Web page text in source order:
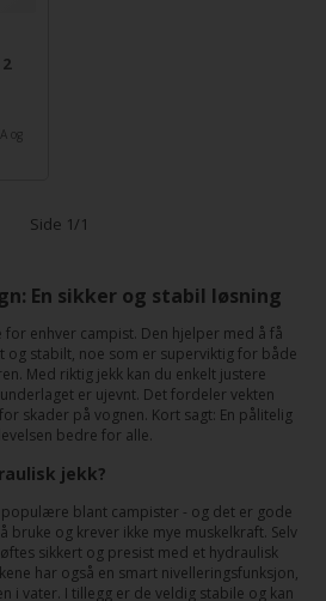
og
Side 1/1
En sikker og stabil løsning
for enhver campist. Den hjelper med å få
og stabilt, noe som er superviktig for både
Med riktig jekk kan du enkelt justere
er ujevnt. Det fordeler vekten
skader på vognen. Kort sagt: En pålitelig
bedre for alle.
jekk?
blant campister - og det er gode
bruke og krever ikke mye muskelkraft. Selv
sikkert og presist med et hydraulisk
har også en smart nivelleringsfunksjon,
i vater. I tillegg er de veldig stabile og kan